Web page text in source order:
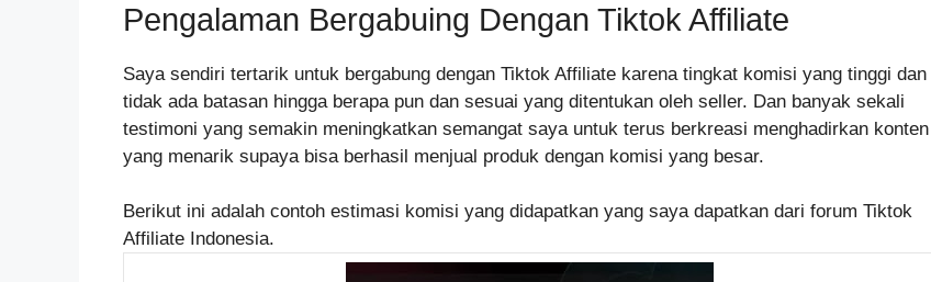
Pengalaman Bergabuing Dengan Tiktok Affiliate
Saya sendiri tertarik untuk bergabung dengan Tiktok Affiliate karena tingkat komisi yang tinggi dan
tidak ada batasan hingga berapa pun dan sesuai yang ditentukan oleh seller. Dan banyak sekali
testimoni yang semakin meningkatkan semangat saya untuk terus berkreasi menghadirkan konten
yang menarik supaya bisa berhasil menjual produk dengan komisi yang besar.
Berikut ini adalah contoh estimasi komisi yang didapatkan yang saya dapatkan dari forum Tiktok
Affiliate Indonesia.